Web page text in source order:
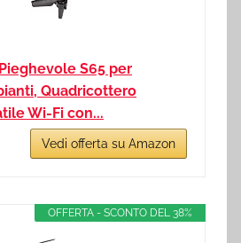
S65 per
Quadricottero
Wi-Fi con...
Vedi offerta su Amazon
OFFERTA - SCONTO DEL 38%